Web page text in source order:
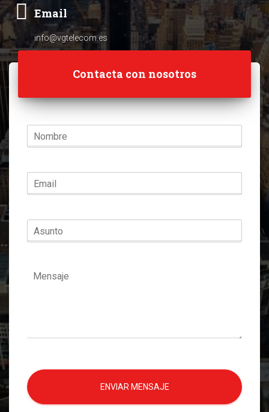
Email
info@vgtelecom.es
Contacta con nosotros
ENVIAR MENSAJE